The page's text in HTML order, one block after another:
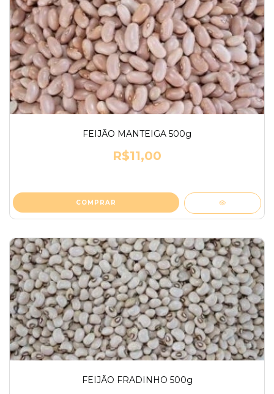
FEIJÃO MANTEIGA 500g
R$11,00
FEIJÃO FRADINHO 500g